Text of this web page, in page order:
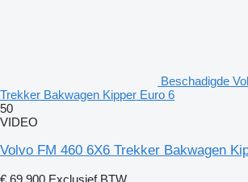
Beschadigde
Trekker Bakwagen Kipper Euro 6
50
VIDEO
Volvo FM 460 6X6 Trekker Bakwagen